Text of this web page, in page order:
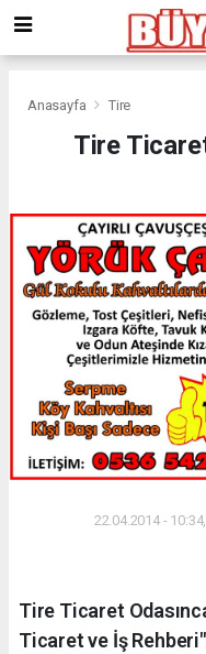
giriş
kingroyal
Anasayfa Tire
Tire
22.04.2014 -
Tire Ticaret
Ticaret ve İş